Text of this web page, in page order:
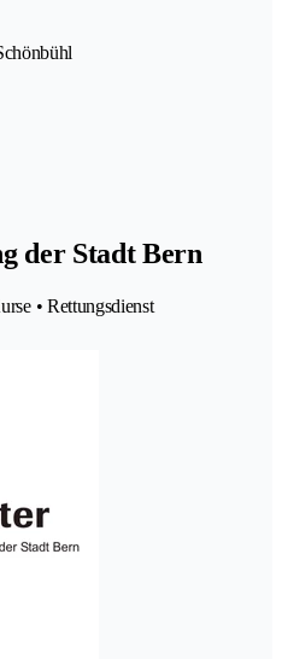
der Stadt Bern
• Rettungsdienst